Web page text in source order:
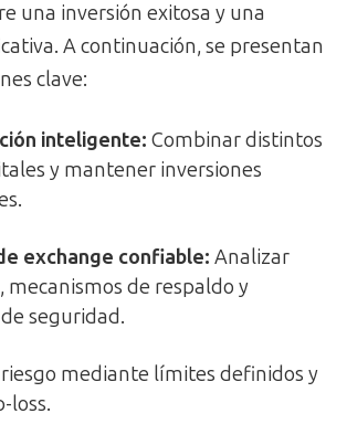
una inversión exitosa y una
A continuación, se presentan
clave:
inteligente: Combinar distintos
y mantener inversiones
exchange confiable: Analizar
mecanismos de respaldo y
seguridad.
mediante límites definidos y
loss.